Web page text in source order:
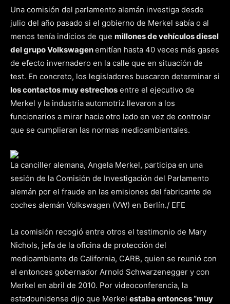
Una comisión del parlamento alemán investiga desde
julio del año pasado si el gobierno de Merkel sabía o al
menos tenía indicios de que millones de vehículos diesel
del grupo Volkswagenemitían hasta 40 veces más gases
de efecto invernadero en la calle que en situación de
test. En concreto, los legisladores buscaron determinar si
los contactos muy estrechos entre el ejecutivo de
Merkel y la industria automotriz llevaron a los
funcionarios a mirar hacia otro lado en vez de controlar
que se cumplieran las normas medioambientales.
La canciller alemana, Angela Merkel, participa en una
sesión de la Comisión de Investigación del Parlamento
alemán por el fraude en las emisiones del fabricante de
coches alemán Volkswagen (VW) en Berlín./ EFE
La comisión recogió entre otros el testimonio de Mary
Nichols, jefa de la oficina de protección del
medioambiente de California, CARB, quien se reunió con
el entonces gobernador Arnold Schwarzenegger y con
Merkel en abril de 2010. Por videoconferencia, la
estadounidense dijo que Merkel estaba entonces “muy